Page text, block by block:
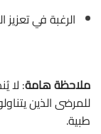
الرغبة في
ملاحظة هامة
للمرضى الذين
طبية.